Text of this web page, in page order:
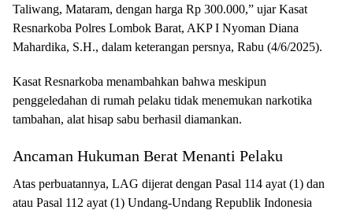
Taliwang, Mataram, dengan harga Rp 300.000,” ujar Kasat
Resnarkoba Polres Lombok Barat, AKP I Nyoman Diana
Mahardika, S.H., dalam keterangan persnya, Rabu (4/6/2025).
Kasat Resnarkoba menambahkan bahwa meskipun
penggeledahan di rumah pelaku tidak menemukan narkotika
tambahan, alat hisap sabu berhasil diamankan.
Ancaman Hukuman Berat Menanti Pelaku
Atas perbuatannya, LAG dijerat dengan Pasal 114 ayat (1) dan
atau Pasal 112 ayat (1) Undang-Undang Republik Indonesia